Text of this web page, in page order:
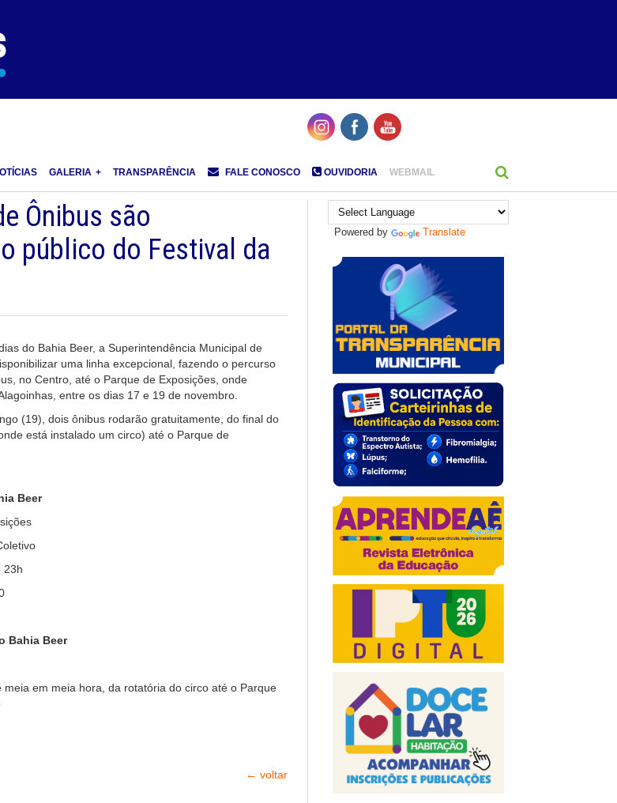
GALERIA TRANSPARÊNCIA FALE CONOSCO OUVIDORIA WEBMAIL
Ônibus são
público do Festival da
do Bahia Beer, a Superintendência Municipal de
uma linha excepcional, fazendo o percurso
no Centro, até o Parque de Exposições, onde
entre os dias 17 e 19 de novembro.
(19), dois ônibus rodarão gratuitamente, do final do
está instalado um circo) até o Parque de
Beer
23h
Bahia Beer
em meia hora, da rotatória do circo até o Parque
← voltar
Powered by Translate